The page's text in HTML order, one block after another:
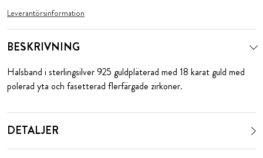
Leverantörsinformation
BESKRIVNING
Halsband i sterlingsilver 925 guldpläterad med 18 karat guld med
polerad yta och fasetterad flerfärgade zirkoner.
DETALJER